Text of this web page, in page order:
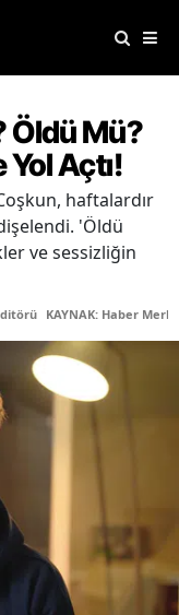
Öldü Mü?
Açtı!
haftalardır
'Öldü
ve sessizliğin
KAYNAK: Haber